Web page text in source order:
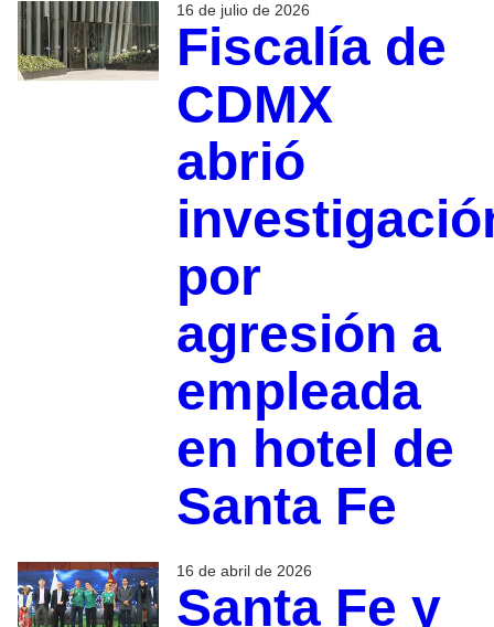
16 de julio de 2026
Fiscalía de
CDMX
abrió
por
agresión a
empleada
en hotel de
Santa Fe
16 de abril de 2026
Santa Fe y